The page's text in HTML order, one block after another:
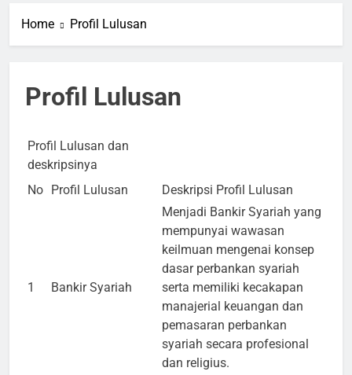
Home Profil Lulusan
Profil Lulusan
Profil Lulusan dan
deskripsinya
No Profil Lulusan Deskripsi Profil Lulusan
1 Bankir Syariah
Menjadi Bankir Syariah yang
mempunyai wawasan
keilmuan mengenai konsep
dasar perbankan syariah
serta memiliki kecakapan
manajerial keuangan dan
pemasaran perbankan
syariah secara profesional
dan religius.